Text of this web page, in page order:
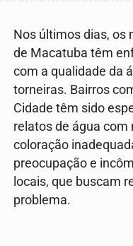
Nos últimos dias, os
de Macatuba têm
com a qualidade da
torneiras. Bairros
Cidade têm sido
relatos de água com
coloração
preocupação e
locais, que buscam
problema.